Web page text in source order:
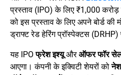
प्रस्ताव (IPO) के लिए ₹1,000
को इस प्रस्ताव के लिए अपने बोर्ड की
ड्राफ्ट रेड हेरिंग प्रॉस्पेक्टस
यह IPOफ्रेश इश्यूऔरऑफर फॉर
आएगा। कंपनी के इक्विटी शेयरों को